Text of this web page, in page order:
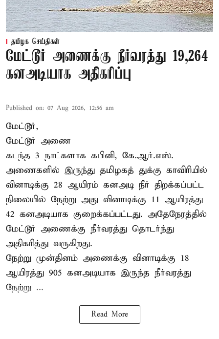
தமிழக செய்திகள்
மேட்டூர் அணைக்கு நீர்வரத்து 19,264
கனஅடியாக அதிகரிப்பு
Published on: 07 Aug 2026, 12:56 am
மேட்டூர்,
மேட்டூர் அணை
கடந்த 3 நாட்களாக கபினி, கே.ஆர்.எஸ்.
அணைகளில் இருந்து தமிழகத் துக்கு காவிரியில்
வினாடிக்கு 28 ஆயிரம் கனஅடி நீர் திறக்கப்பட்ட
நிலையில் நேற்று அது வினாடிக்கு 11 ஆயிரத்து
42 கனஅடியாக குறைக்கப்பட்டது. அதேநேரத்தில்
மேட்டூர் அணைக்கு நீர்வரத்து தொடர்ந்து
அதிகரித்து வருகிறது.
நேற்று முன்தினம் அணைக்கு வினாடிக்கு 18
ஆயிரத்து 905 கனஅடியாக இருந்த நீர்வரத்து
நேற்று ...
Read More